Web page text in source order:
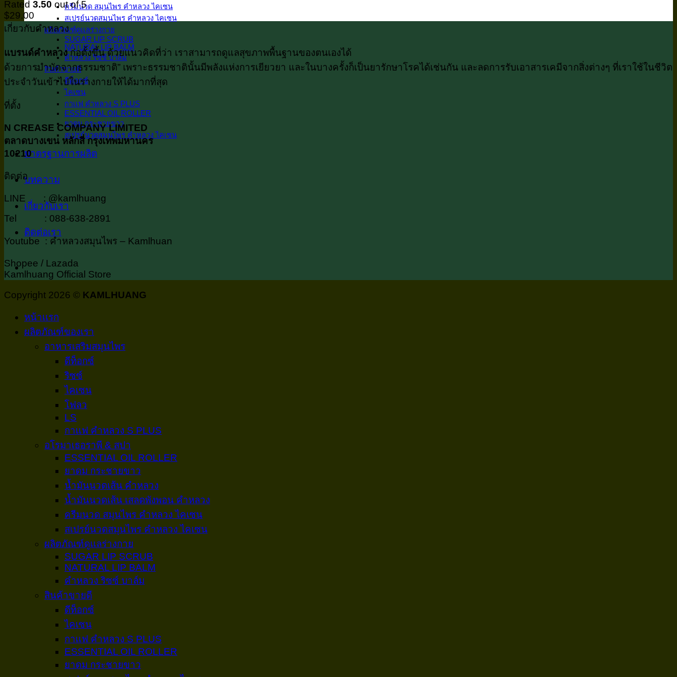
ครีมนวด สมุนไพร คำหลวง ไคเซน
สเปรย์นวดสมุนไพร คำหลวง ไคเซน
ผลิตภัณฑ์ดูเเลร่างกาย
SUGAR LIP SCRUB
NATURAL LIP BALM
คำหลวง ริซซ์ บาล์ม
สินค้าขายดี
ดีท็อกซ์
ไคเซน
กาเเฟ คำหลวง S PLUS
ESSENTIAL OIL ROLLER
ยาดม กระชายขาว
สเปรย์นวดสมุนไพร คำหลวง ไคเซน
มาตรฐานการผลิต
บทความ
เกี่ยวกับเรา
ติดต่อเรา
Rated 3.50 out of 5
$29.00
เกี่ยวกับคำหลวง
แบรนด์คำหลวงก่อตั้งขึ้น ด้วยแนวคิดที่ว่า เราสามารถดูแลสุขภาพพื้นฐานของตนเองได้
ด้วยการบำบัดจากธรรมชาติ” เพราะธรรมชาตินั้นมีพลังแห่งการเยียวยา และในบางครั้งก็เป็นยารักษาโรคได้เช่นกัน และลดการรับเอาสารเคมีจากสิ่งต่างๆ ที่เราใช้ในชีวิต
ประจำวันเข้าไปในร่างกายให้ได้มากที่สุด
ที่ตั้ง
N CREASE COMPANY LIMITED
ตลาดบางเขน หลักสี่ กรุงเทพมหานคร
10210
ติดต่อ
LINE : @kamlhuang
Tel : 088-638-2891
Youtube : คำหลวงสมุนไพร – Kamlhuan
Shopee / Lazada
Kamlhuang Official Store
Copyright 2026 © KAMLHUANG
หน้าเเรก
ผลิตภัณฑ์ของเรา
อาหารเสริมสมุนไพร
ดีท็อกซ์
ริซซ์
ไคเซน
โฟลว
LS
กาเเฟ คำหลวง S PLUS
อโรมาเธอราพี & สปา
ESSENTIAL OIL ROLLER
ยาดม กระชายขาว
น้ำมันนวดเส้น คำหลวง
น้ำมันนวดเส้น เสลดพังพอน คำหลวง
ครีมนวด สมุนไพร คำหลวง ไคเซน
สเปรย์นวดสมุนไพร คำหลวง ไคเซน
ผลิตภัณฑ์ดูเเลร่างกาย
SUGAR LIP SCRUB
NATURAL LIP BALM
คำหลวง ริซซ์ บาล์ม
สินค้าขายดี
ดีท็อกซ์
ไคเซน
กาเเฟ คำหลวง S PLUS
ESSENTIAL OIL ROLLER
ยาดม กระชายขาว